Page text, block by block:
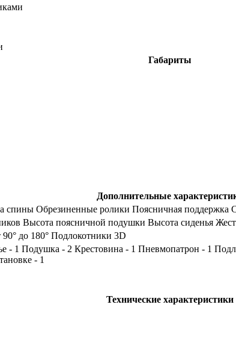
Габариты
Дополнительные
спины Обрезиненные ролики Поясничная поддержка
Высота поясничной подушки Высота сиденья
до 180° Подлокотники 3D
- 1 Подушка - 2 Крестовина - 1 Пневмопатрон - 1
- 1
Технические характеристики